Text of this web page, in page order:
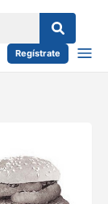
Regístrate